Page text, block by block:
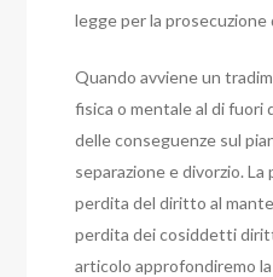
legge per la prosecuzione
Quando avviene un
fisica o mentale al di fuori
delle conseguenze sul
separazione e divorzio. La
perdita del diritto al
perdita dei cosiddetti
articolo approfondiremo